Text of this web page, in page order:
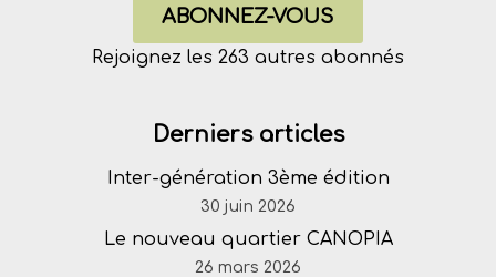
ABONNEZ-VOUS
Rejoignez les 263 autres abonnés
Derniers articles
Inter-génération 3ème édition
30 juin 2026
Le nouveau quartier CANOPIA
26 mars 2026